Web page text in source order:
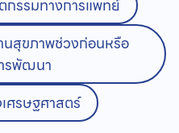
กรรมทางการแพทย์
นสุขภาพช่วงก่อนหรือ
รพัฒนา
ศรษฐศาสตร์